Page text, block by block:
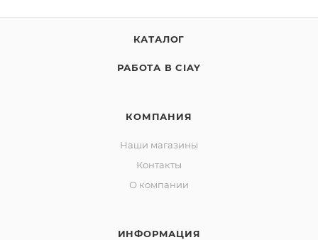
КАТАЛОГ
РАБОТА В CIAY
КОМПАНИЯ
Наши магазины
Контакты
О компании
ИНФОРМАЦИЯ